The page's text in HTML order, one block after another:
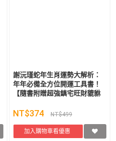
謝沅瑾蛇年生肖運勢大解析：
年年必備全方位開運工具書！
【隨書附贈超強鎮宅旺財貔貅
NT$374 NT$499
加入購物車看優惠